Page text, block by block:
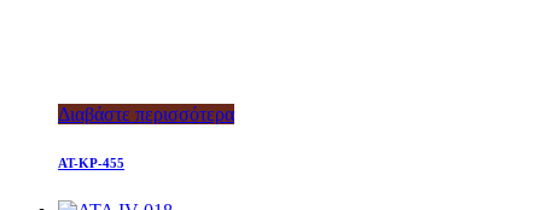
Διαβάστε περισσότερα
AT-KP-455